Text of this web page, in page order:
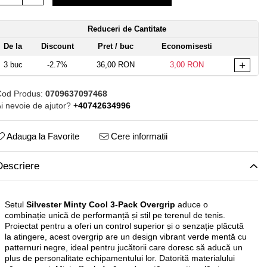
Reduceri de Cantitate
De la
Discount Pret / buc Economisesti
3buc -2.7% 36,00 RON 3,00 RON +
Produs: 0709637097468
nevoie de ajutor? +40742634996
Adauga la Favorite Cere informatii
Setul Silvester Minty Cool 3-Pack Overgrip aduce o
combinație unică de performanță și stil pe terenul de tenis.
Proiectat pentru a oferi un control superior și o senzație plăcută
la atingere, acest overgrip are un design vibrant verde mentă cu
patternuri negre, ideal pentru jucătorii care doresc să aducă un
plus de personalitate echipamentului lor. Datorită materialului